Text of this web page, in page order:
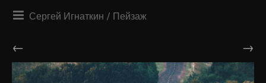
Сергей Игнаткин / Пейзаж
← →